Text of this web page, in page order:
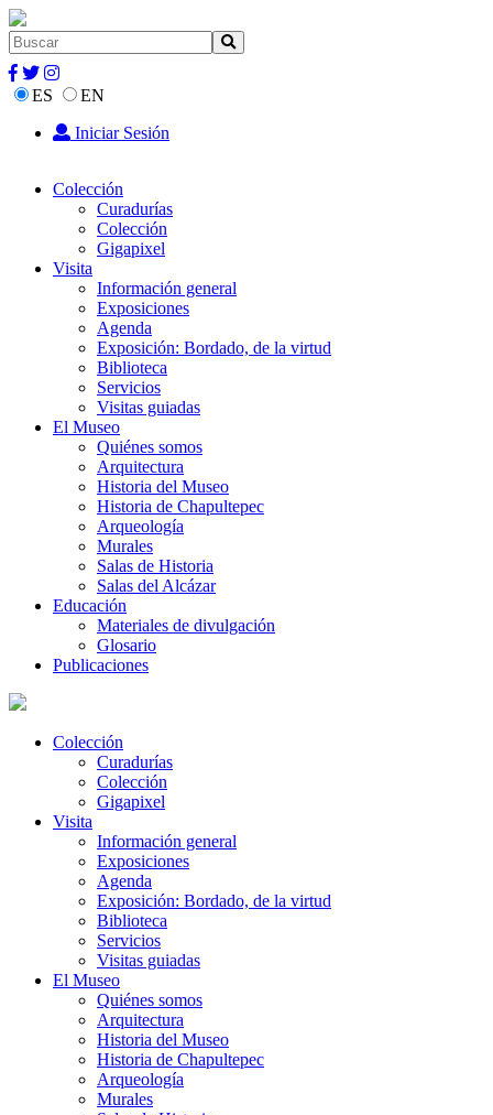
ES
EN
Iniciar Sesión
Colección
Curadurías
Colección
Gigapixel
Visita
Información general
Exposiciones
Agenda
Exposición: Bordado, de la virtud
Biblioteca
Servicios
Visitas guiadas
El Museo
Quiénes somos
Arquitectura
Historia del Museo
Historia de Chapultepec
Arqueología
Murales
Salas de Historia
Salas del Alcázar
Educación
Materiales de divulgación
Glosario
Publicaciones
Colección
Curadurías
Colección
Gigapixel
Visita
Información general
Exposiciones
Agenda
Exposición: Bordado, de la virtud
Biblioteca
Servicios
Visitas guiadas
El Museo
Quiénes somos
Arquitectura
Historia del Museo
Historia de Chapultepec
Arqueología
Murales